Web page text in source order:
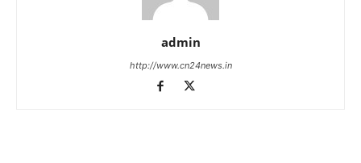
admin
http://www.cn24news.in